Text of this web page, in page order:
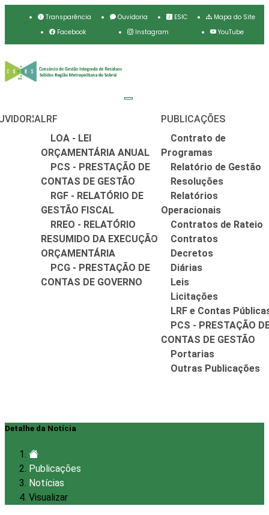
Transparência Ouvidoria ESIC
Mapa do Site
Facebook
Instagram YouTube
LRF
LOA - LEI
ORÇAMENTÁRIA ANUAL
PCS - PRESTAÇÃO DE
CONTAS DE GESTÃO
RGF - RELATÓRIO DE
GESTÃO FISCAL
RREO - RELATÓRIO
RESUMIDO DA EXECUÇÃO
ORÇAMENTÁRIA
PCG - PRESTAÇÃO DE
CONTAS DE GOVERNO
PUBLICAÇÕES
Contrato de
Programas
Relatório de Gestão
Resoluções
Relatórios
Operacionais
Contratos de Rateio
Contratos
Decretos
Diárias
Leis
Licitações
LRF e Contas
PCS - PRESTAÇÃO
CONTAS DE GESTÃO
Portarias
Outras Publicações
Detalhe da Notícia
Publicações
Notícias
Visualizar